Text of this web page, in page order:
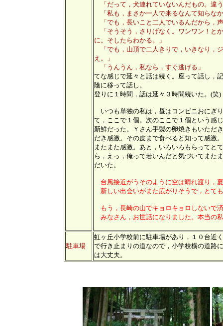
「だって，犬連れていないんだもの。違
「私も，まさか一人で来るなんて知らな
「でも，長いこと二人でいるんだから，
「そうそう，さりげなく。ワンワン！と
に。そしたらわかる。」
「でも，山頂で二人きりで，いきなり，
え。」
「うんうん，私なら，すぐ逃げる」
てな感じで延々と話は続く。座って話し，
陰に移って話し。
登りに１時間，話は延々３時間続いた。(
いつも単独の私は，昼はコンビニおにぎ
て，ここで１個。次のここで１個という感
新鮮だった。Ｙさん手製の卵焼きもいただ
だき感激。その皮まで食べると知って感激
またまた感激。あと，いろいろもらってと
ら，えっ，俺って若いんだと気づいてまた
だいた。
台風接近がうそのように空は晴れ渡り，
新しい出会いがまた広がりそうで，とて
もう，長崎の山でキョロキョロしないで
みなさん，お世話になりました。本当の
駐車場
虹ヶ丘小学校前に駐車場があり，１０台近
で行き止まりの道なので，小学校横の道路
は大丈夫。